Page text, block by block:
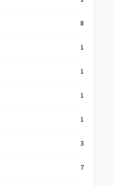
8
1
1
1
1
3
7